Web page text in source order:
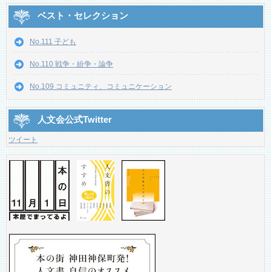
ベスト・セレクション
No.111 子ども
No.110 戦争・紛争・論争
No.109 コミュニティ、コミュニケーション
人文会公式Twitter
ツイート